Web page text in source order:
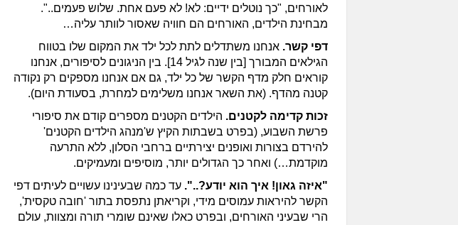
לאורחים, "כך נוטלים ידיים: לא! לא פעם אחת. שלוש פעמים..".
מבחינת הילדים, האורחים הם חוויה שאסור לוותר עליה…
דפי קשר. אנחנו משתדלים לתת לכל ילד את המקום שלו בטווח
הגילאים המבורך [בין שנה לגיל 14]. בין הניגונים לסיפורים, אנחנו
קוראים חלק מדף הקשר של כל ילד, גם אם אנחנו מספקים רק נקודה
קטנה מהדף. (את השאר אנחנו משלימים למחרת, בסעודת היום).
זכות קדימה לקטנים. הילדים הקטנים מספרים קודם את סיפורי
פרשת השבוע, (בפרט בשבתות הקיץ ש'מנהג הילדים הקטנים'
להירדם בצורות ואופנים יצירתיים ברחבי הסלון, ללא התרעה
מוקדמת…) ואחר כך הגדולים יותר, מוסיפים ומעמיקים.
"איזה גאון! איך הוא יודע?..". עד כמה שבעינינו עשויים לעיתים דפי
הקשר להיראות עמוסים מידי, וקריאתן נתפסת בתור 'חובה טקסית',
הרי שבעיני האורחים, ובפרט כאלו שאינם שומרי תורה ומצוות, עולם